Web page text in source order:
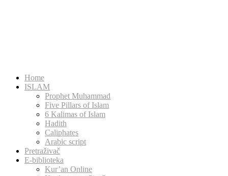
Home
ISLAM
Prophet Muhammad
Five Pillars of Islam
6 Kalimas of Islam
Hadith
Caliphates
Arabic script
Pretraživač
E-biblioteka
Kur’an Online